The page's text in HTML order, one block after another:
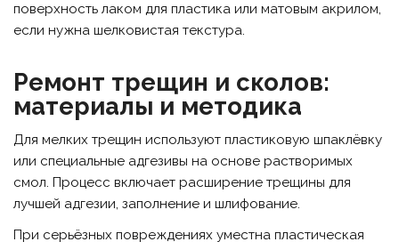
поверхность лаком для пластика или матовым акрилом,
если нужна шелковистая текстура.
Ремонт трещин и сколов:
материалы и методика
Для мелких трещин используют пластиковую шпаклёвку
или специальные адгезивы на основе растворимых
смол. Процесс включает расширение трещины для
лучшей адгезии, заполнение и шлифование.
При серьёзных повреждениях уместна пластическая